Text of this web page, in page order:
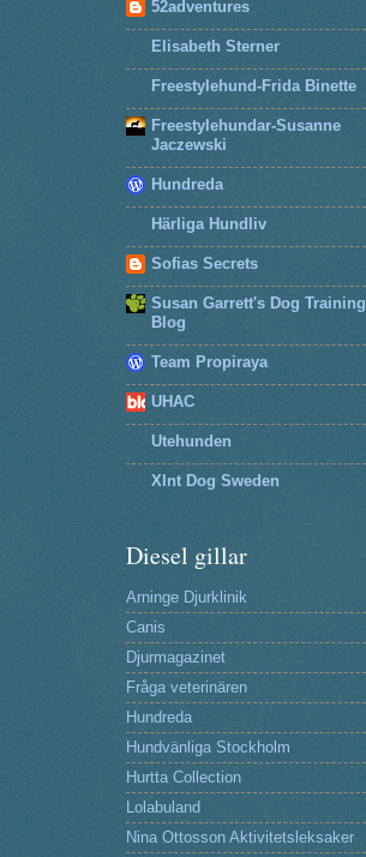
52adventures
Elisabeth Sterner
Freestylehund-Frida Binette
Freestylehundar-Susanne
Jaczewski
Hundreda
Härliga Hundliv
Sofias Secrets
Susan Garrett's Dog Training
Blog
Team Propiraya
UHAC
Utehunden
Xlnt Dog Sweden
Diesel gillar
Arninge Djurklinik
Canis
Djurmagazinet
Fråga veterinären
Hundreda
Hundvänliga Stockholm
Hurtta Collection
Lolabuland
Nina Ottosson Aktivitetsleksaker